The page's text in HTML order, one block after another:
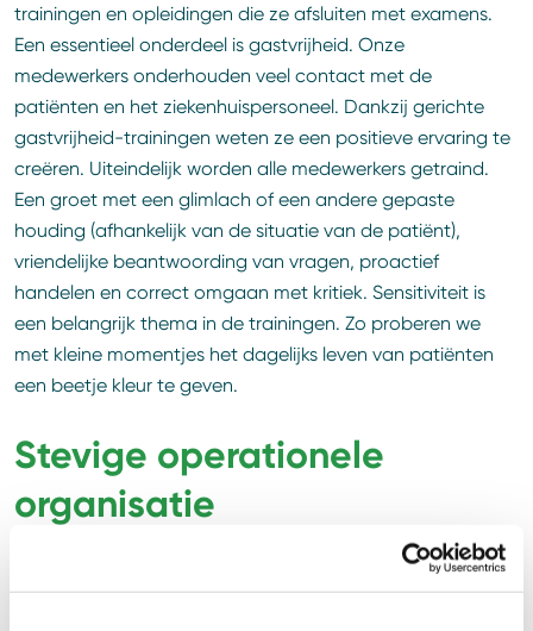
trainingen en opleidingen die ze afsluiten met examens.
Een essentieel onderdeel is gastvrijheid. Onze
medewerkers onderhouden veel contact met de
patiënten en het ziekenhuispersoneel. Dankzij gerichte
gastvrijheid-trainingen weten ze een positieve ervaring te
creëren. Uiteindelijk worden alle medewerkers getraind.
Een groet met een glimlach of een andere gepaste
houding (afhankelijk van de situatie van de patiënt),
vriendelijke beantwoording van vragen, proactief
handelen en correct omgaan met kritiek. Sensitiviteit is
een belangrijk thema in de trainingen. Zo proberen we
met kleine momentjes het dagelijks leven van patiënten
een beetje kleur te geven.
Stevige operationele
organisatie
Kimball Adriaanse, operationeel manager CSU bij Reinier
de Graaf: ”Het schoonmaakproces en de hoteldiensten